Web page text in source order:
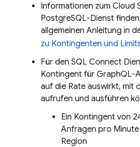
Informationen zum Cloud
PostgreSQL-Dienst
allgemeinen Anleitung in
zu Kontingenten und
Für den SQL Connect
Kontingent für GraphQL-
auf die Rate auswirkt, mit
aufrufen und ausführen
Ein Kontingent von
Anfragen pro
Region